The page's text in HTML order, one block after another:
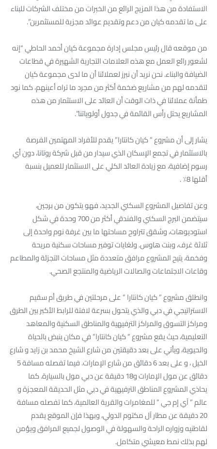
الاستفادة من هذا المزيج الرائع من الخبرات من مختلف الشركات للبناء
على ما تقدمه كيان من دعم وتقديم عوائد مجزية للمستثمرين”.
من موقعه قال رئيس مجلس إدارة مجموعة كيان أحمد الحاطي “إنه
لشعور رائع العمل مع هذه العلامات التجارية الشهيرة في قطاعات
الضيافة والبناء. نحن نريد أن نبرز لعملائنا أن ما لدى مجموعة كيان
لتقدمه لهم من مشاريع ضخمة أكثر من مجرد ما تراه أعينهم، كما نود
طمأنة عملائنا في ذات الوقت أن العائد على الاستثمار من هذه
المشاريع يحتل رأس القائمة في جدول أولوياتنا”.
يشار إلى أن مشروع ” كيان كانتارا” يقدم للأفراد المهتمين الفرصة
بالاستثمار في تجمع الإسكان الذي سيدار من قبل شركة روتانا، دون أي
رسوم إضافية، مع زيادة العائد الكلي على الاستثمار للعميل بنسبة
أقلها 8٪ .
وعن تفاصيل المشروع السكني الجديد، فهو يتكون من برجين،
سيتضمن البرج السكني والفندقي أكثر من 700 وحدة في شكل
استوديوهات، وشقق تتراوح مساحتها ما بين غرفة نوم واحدة إلى
ثلاثة غرف، وبنت هاوس. ولغايات توفير مساحات سكنية مريحة
وفخمة، يتيح المشروع مرافق متعددة مثل مساحات التجزئة والمطاعم
وقاعات الاجتماعات والصالات الرياضية والمنتجع الصحي.
وانطلق مشروع ” كيان كانتارا ” على مرحلتين في طريق أم سقيم
الاستراتيجي في دبي والذي يتحول بسرعة لافتة للرابط الأكبر بين الطرق
ومراكز التسوق والمراكز الترفيهية والمناطق السكنية والمعاهد
التعليمية، حيث يقع مشروع ” كيان كانتارا” في مكان ينبض بالحياة
والحيوية، ويأتي على بعد دقيقتين من شارع الشيخ محمد بن زايد و شارع
الخيل ، و على بعد 6 دقائق من شارع الإمارات. فيما تفصله مسافة 5
دقائق عن مول الإمارات و18 دقيقة عن دبي مول بالسيارة. كما
يحاذي المشروع المناطق الترفيهية في دبي مثل الحديقة المعجزة و
عالم ” آي إم جي ” للمغامرات والقرية العالمية، كما تفصله مسافة
20 دقيقة عن مطار آل مكتوم الدولي، وبهذا فإن الموقع يقدم
لقاطنيه وزواره الراحة والسهولة في الوصول لجميع المرافق ويؤمن
لهم بذلك نمط معيشي متكامل.